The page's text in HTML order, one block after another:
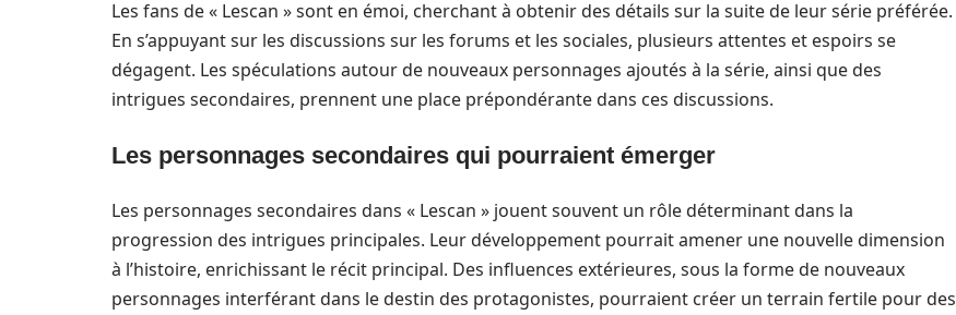
Les fans de « Lescan » sont en émoi, cherchant à obtenir des détails sur la suite de leur série préférée.
En s’appuyant sur les discussions sur les forums et les sociales, plusieurs attentes et espoirs se
dégagent. Les spéculations autour de nouveaux personnages ajoutés à la série, ainsi que des
intrigues secondaires, prennent une place prépondérante dans ces discussions.
Les personnages secondaires qui pourraient émerger
Les personnages secondaires dans « Lescan » jouent souvent un rôle déterminant dans la
progression des intrigues principales. Leur développement pourrait amener une nouvelle dimension
à l’histoire, enrichissant le récit principal. Des influences extérieures, sous la forme de nouveaux
personnages interférant dans le destin des protagonistes, pourraient créer un terrain fertile pour des